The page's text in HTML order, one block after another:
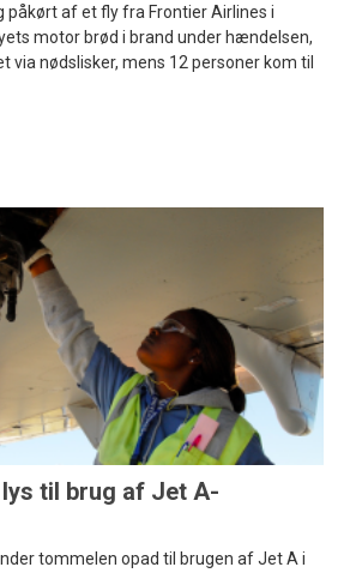
påkørt af et fly fra Frontier Airlines i
motor brød i brand under hændelsen,
via nødslisker, mens 12 personer kom til
til brug af Jet A-
tommelen opad til brugen af Jet A i